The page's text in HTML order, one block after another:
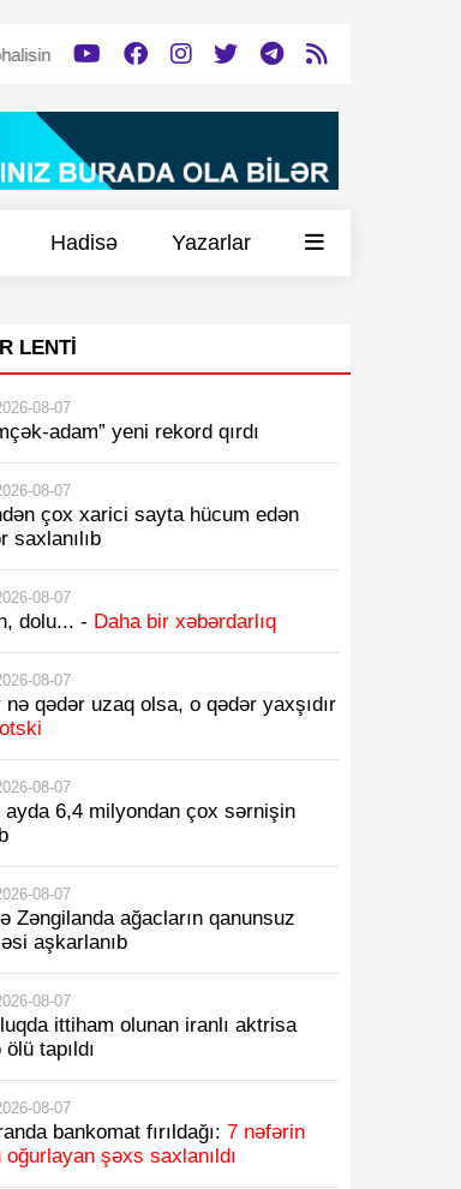
verəcək” Tərtərdə tərk edilmiş döyüş mövqeyi -
Hadisə Yazarlar
LENTI
08-07
adam” yeni rekord qırdı
08-07
çox xarici sayta hücum edən
saxlanılıb
08-07
dolu... - Daha bir xəbərdarlıq
08-07
nə qədər uzaq olsa, o qədər yaxşıdır
08-07
ayda 6,4 milyondan çox sərnişin
08-07
Zəngilanda ağacların qanunsuz
aşkarlanıb
08-07
ittiham olunan iranlı aktrisa
tapıldı
08-07
bankomat fırıldağı: 7 nəfərin
oğurlayan şəxs saxlanıldı